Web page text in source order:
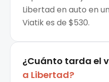
Libertad en auto en
Viatik es de $530.
¿Cuánto tarda el
a Libertad?